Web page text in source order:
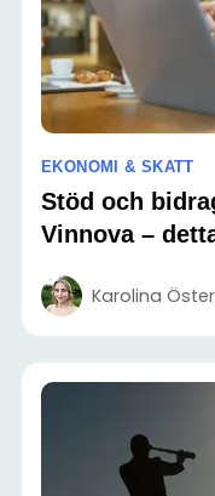
EKONOMI & SKATT
Stöd och
Vinnova –
Karolina